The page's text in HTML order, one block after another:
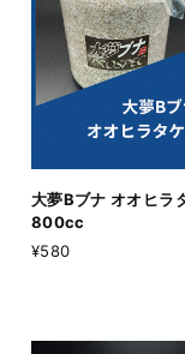
大夢Bブナ オオヒラ
800cc
¥580